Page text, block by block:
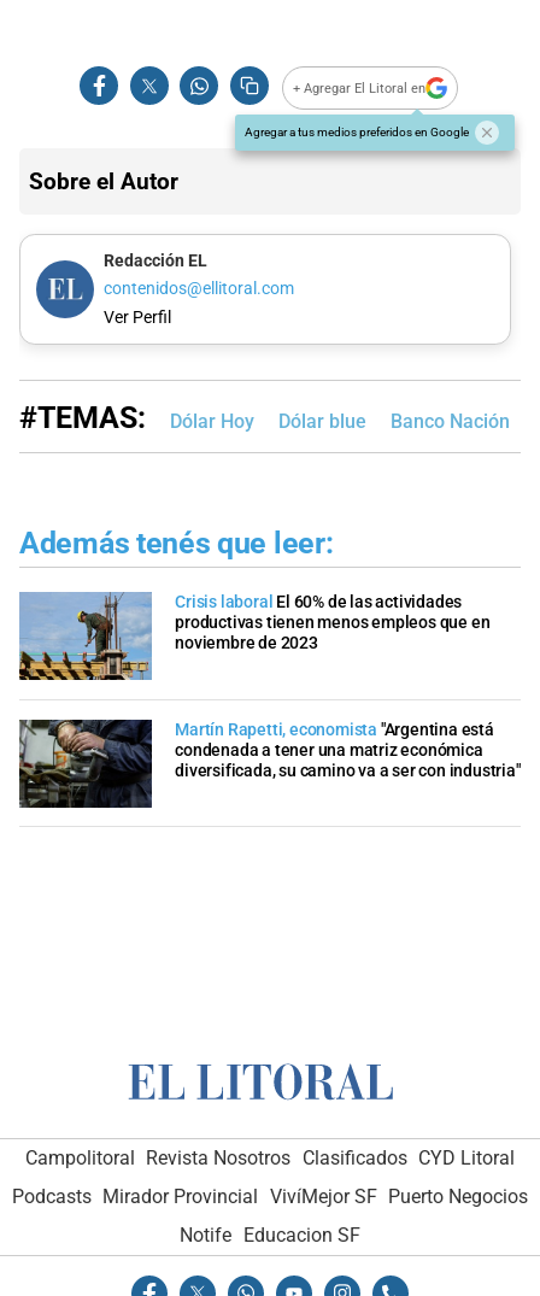
+ Agregar El Litoral en
Agregar a tus medios preferidos en Google
Sobre el Autor
Redacción EL
contenidos@ellitoral.com
Ver Perfil
#TEMAS: Dólar Hoy Dólar blue Banco Nación
Además tenés que leer:
Crisis laboral El 60% de las actividades
productivas tienen menos empleos que en
noviembre de 2023
Martín Rapetti, economista "Argentina está
condenada a tener una matriz económica
diversificada, su camino va a ser con industria"
Campolitoral Revista Nosotros Clasificados CYD Litoral
Podcasts Mirador Provincial VivíMejor SF Puerto Negocios
Notife Educacion SF